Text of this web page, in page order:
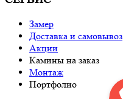
Замер
Доставка и самовывоз
Акции
Камины на заказ
Монтаж
Портфолио